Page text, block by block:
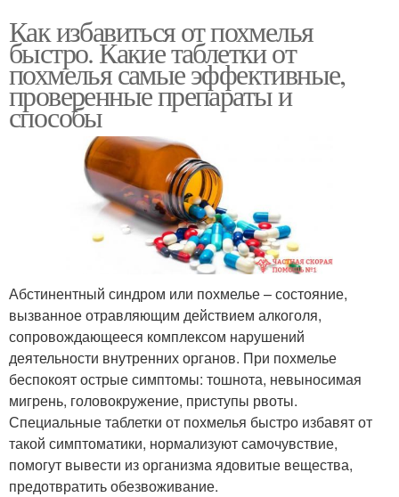
Как избавиться от похмелья
быстро. Какие таблетки от
похмелья самые эффективные,
проверенные препараты и
способы
Абстинентный синдром или похмелье – состояние,
вызванное отравляющим действием алкоголя,
сопровождающееся комплексом нарушений
деятельности внутренних органов. При похмелье
беспокоят острые симптомы: тошнота, невыносимая
мигрень, головокружение, приступы рвоты.
Специальные таблетки от похмелья быстро избавят от
такой симптоматики, нормализуют самочувствие,
помогут вывести из организма ядовитые вещества,
предотвратить обезвоживание.